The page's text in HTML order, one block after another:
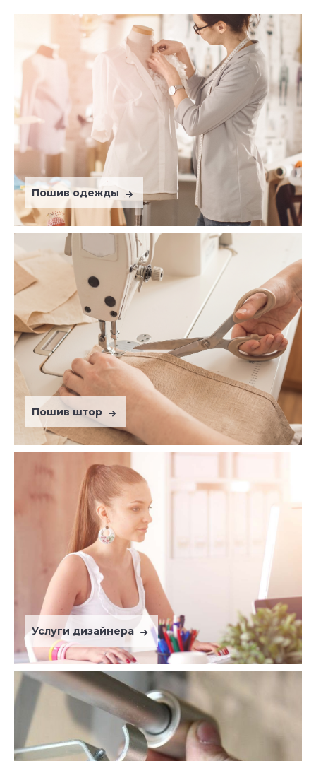
Пошив одежды
Пошив штор
Услуги дизайнера